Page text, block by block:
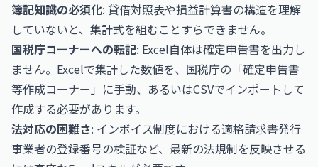
簿記知識の必須化: 貸借対照表や損益計算書の構造を理解
していないと、集計式を組むことすらできません。
国税庁コーナーへの転記: Excel自体は確定申告書を出力し
ません。Excelで集計した数値を、国税庁の「確定申告書
等作成コーナー」に手動、あるいはCSVでインポートして
作成する必要があります。
法対応の困難さ: インボイス制度における適格請求書発行
事業者の登録番号の検証など、最新の法規制を反映させる